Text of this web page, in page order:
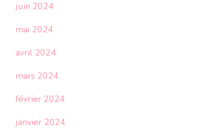
juin 2024
mai 2024
avril 2024
mars 2024
février 2024
janvier 2024